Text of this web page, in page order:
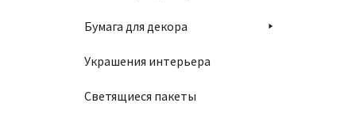
Бумага для декора
Украшения интерьера
Светящиеся пакеты